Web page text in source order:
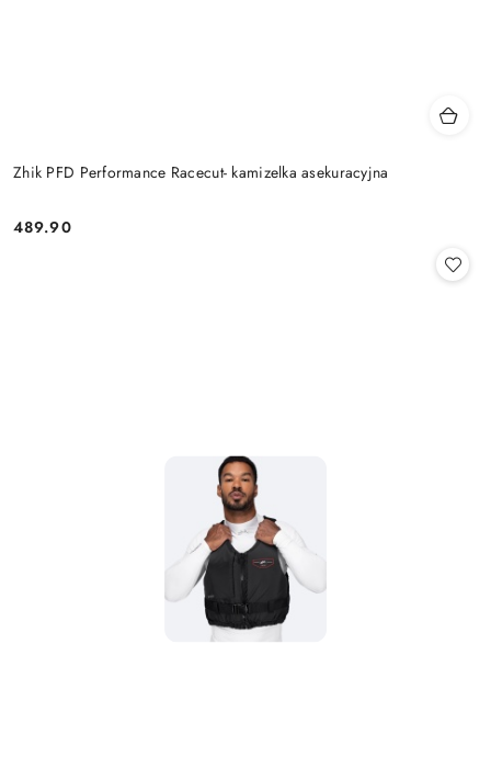
Zhik PFD Performance Racecut- kamizelka asekuracyjna
Cena:
489.90